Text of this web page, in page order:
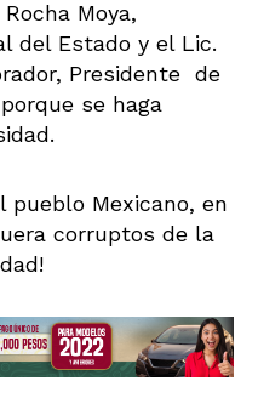
Moya,
del Estado y el Lic.
Presidente de
se haga
pueblo Mexicano, en
corruptos de la